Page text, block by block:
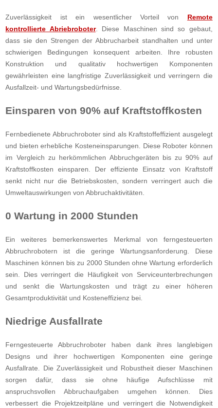
Zuverlässigkeit ist ein wesentlicher Vorteil von Remote
kontrollierte Abriebroboter. Diese Maschinen sind so gebaut,
dass sie den Strengen der Abbrucharbeit standhalten und unter
schwierigen Bedingungen konsequent arbeiten. Ihre robusten
Konstruktion und qualitativ hochwertigen Komponenten
gewährleisten eine langfristige Zuverlässigkeit und verringern die
Ausfallzeit- und Wartungsbedürfnisse.
Einsparen von 90% auf Kraftstoffkosten
Fernbedienete Abbruchroboter sind als Kraftstoffeffizient ausgelegt
und bieten erhebliche Kosteneinsparungen. Diese Roboter können
im Vergleich zu herkömmlichen Abbruchgeräten bis zu 90% auf
Kraftstoffkosten einsparen. Der effiziente Einsatz von Kraftstoff
senkt nicht nur die Betriebskosten, sondern verringert auch die
Umweltauswirkungen von Abbruchaktivitäten.
0 Wartung in 2000 Stunden
Ein weiteres bemerkenswertes Merkmal von ferngesteuerten
Abbruchrobotern ist die geringe Wartungsanforderung. Diese
Maschinen können bis zu 2000 Stunden ohne Wartung erforderlich
sein. Dies verringert die Häufigkeit von Serviceunterbrechungen
und senkt die Wartungskosten und trägt zu einer höheren
Gesamtproduktivität und Kosteneffizienz bei.
Niedrige Ausfallrate
Ferngesteuerte Abbruchroboter haben dank ihres langlebigen
Designs und ihrer hochwertigen Komponenten eine geringe
Ausfallrate. Die Zuverlässigkeit und Robustheit dieser Maschinen
sorgen dafür, dass sie ohne häufige Aufschlüsse mit
anspruchsvollen Abbruchaufgaben umgehen können. Dies
verbessert die Projektzeitpläne und verringert die Notwendigkeit